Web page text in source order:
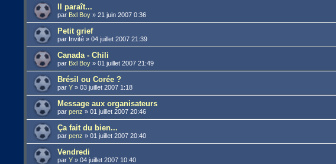
Il paraît...
par Bxl Boy »21 juin 2007 0:36
Petit grief
par Invité »04 juillet 2007 21:39
Canada - Chili
par Bxl Boy »01 juillet 2007 21:49
Brésil ou Corée ?
parY »03 juillet 2007 1:18
Message aux organisateurs
parpenz »01 juillet 2007 20:46
Ça fait du bien...
parpenz »01 juillet 2007 20:40
Vendredi
parY »04 juillet 2007 10:40